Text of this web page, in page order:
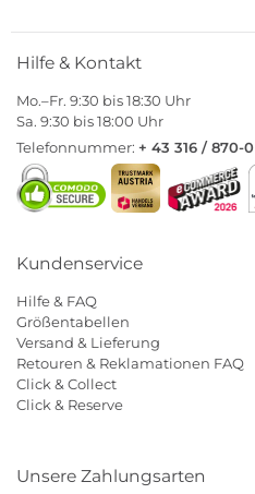
Hilfe & Kontakt
Mo.–Fr. 9:30 bis 18:30 Uhr
Sa. 9:30 bis 18:00 Uhr
Telefonnummer: + 43 316 / 870-0
Kundenservice
Hilfe & FAQ
Größentabellen
Versand & Lieferung
Retouren & Reklamationen FAQ
Click & Collect
Click & Reserve
Unsere Zahlungsarten